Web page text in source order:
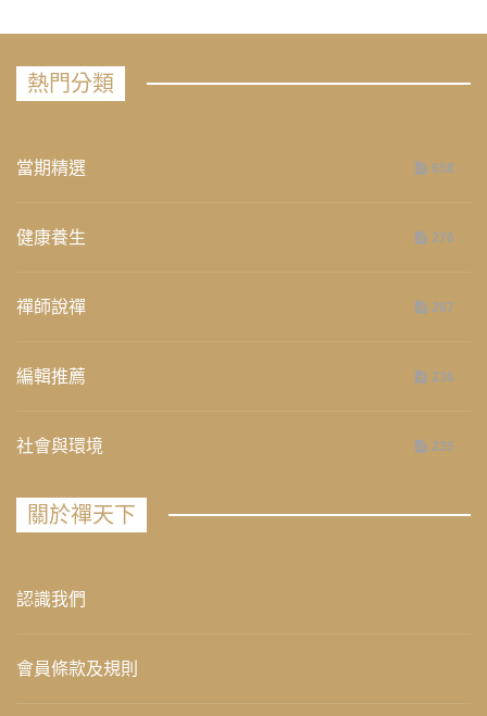
熱門分類
當期精選 658
健康養生 276
禪師說禪 267
編輯推薦 236
社會與環境 235
關於禪天下
認識我們
會員條款及規則